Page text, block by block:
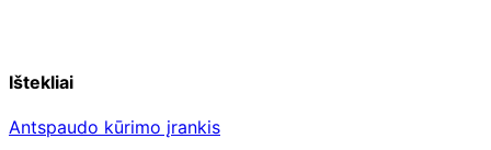
Ištekliai
Antspaudo kūrimo įrankis